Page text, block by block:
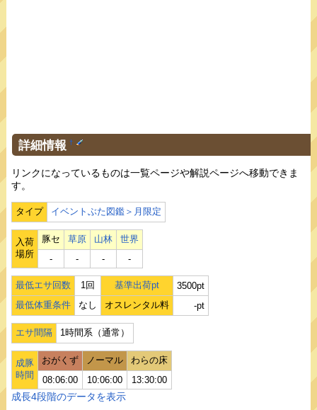
詳細情報 †
リンクになっているものは一覧ページや解説ページへ移動できま
す。
タイプ イベントぶた図鑑＞月限定
入荷
場所
豚セ 草原 山林
世界
‐
‐ ‐ ‐
最低エサ回数 1回 基準出荷pt
3500pt
最低体重条件
なし オスレンタル料 -pt
エサ間隔 1時間系（通常）
成豚
時間
おがくず ノーマル
わらの床
08:06:00
10:06:00 13:30:00
成長4段階のデータを表示